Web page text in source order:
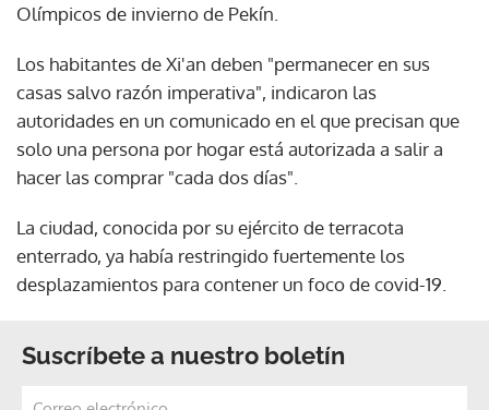
Olímpicos de invierno de Pekín.
Los habitantes de Xi'an deben "permanecer en sus
casas salvo razón imperativa", indicaron las
autoridades en un comunicado en el que precisan que
solo una persona por hogar está autorizada a salir a
hacer las comprar "cada dos días".
La ciudad, conocida por su ejército de terracota
enterrado, ya había restringido fuertemente los
desplazamientos para contener un foco de covid-19.
Suscríbete a nuestro boletín